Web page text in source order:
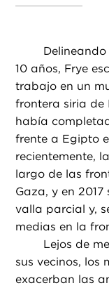
10 años, Frye
trabajo en un
frontera siria de
había
frente a Egipto
recientemente,
largo de las
Gaza, y en
valla parcial y,
medias en la
Lejos de
sus vecinos, los
exacerban las